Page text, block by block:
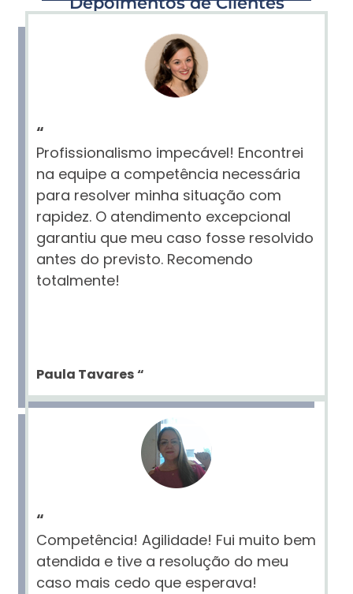
“
Profissionalismo impecável! Encontrei
na equipe a competência necessária
para resolver minha situação com
rapidez. O atendimento excepcional
garantiu que meu caso fosse resolvido
antes do previsto. Recomendo
totalmente!
Paula Tavares“
“
Competência! Agilidade! Fui muito bem
atendida e tive a resolução do meu
caso mais cedo que esperava!